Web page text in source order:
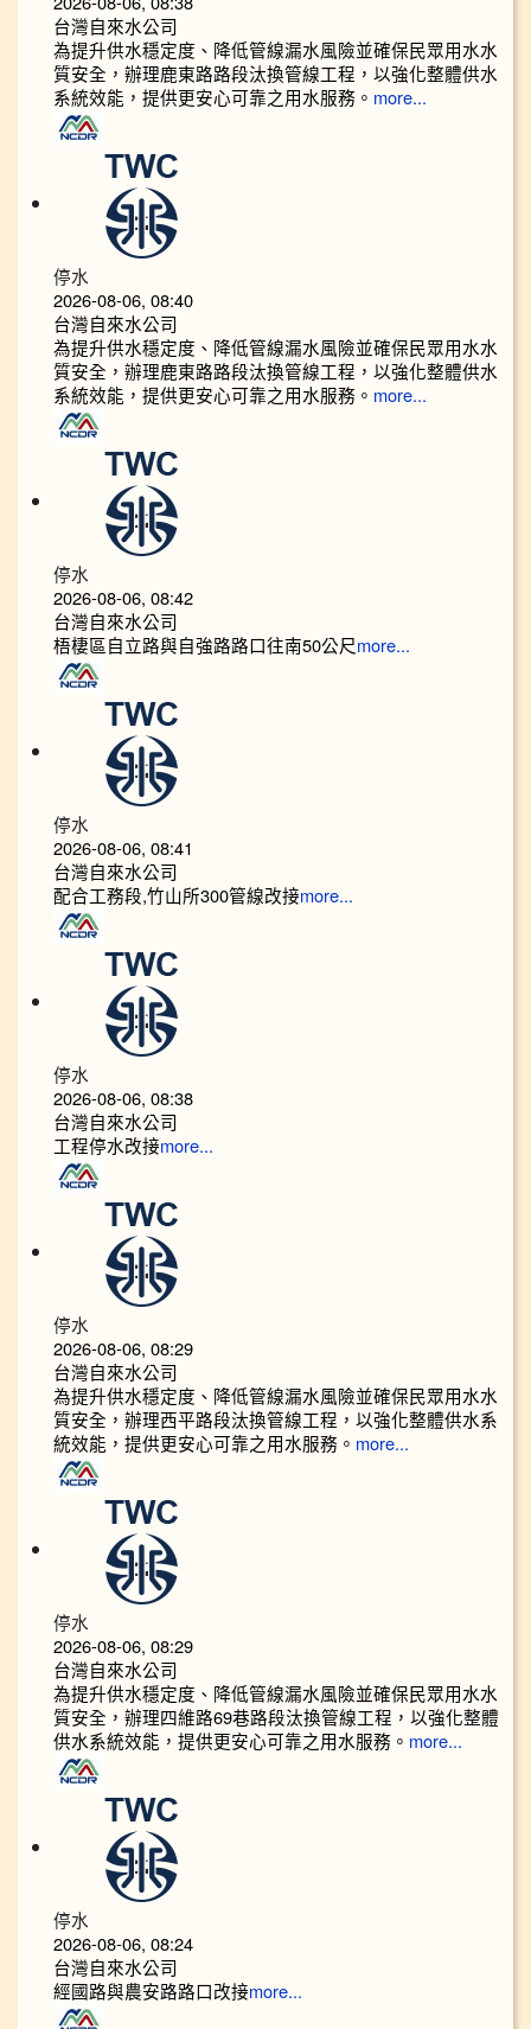
台灣自來水公司
為提升供水穩定度、降低管線漏水風險並確保民眾用水水
質安全，辦理鹿東路路段汰換管線工程，以強化整體供水
系統效能，提供更安心可靠之用水服務。 more...
停水
2026-08-06, 08:40
台灣自來水公司
為提升供水穩定度、降低管線漏水風險並確保民眾用水水
質安全，辦理鹿東路路段汰換管線工程，以強化整體供水
系統效能，提供更安心可靠之用水服務。 more...
停水
2026-08-06, 08:42
台灣自來水公司
梧棲區自立路與自強路路口往南50公尺 more...
停水
2026-08-06, 08:41
台灣自來水公司
配合工務段,竹山所300管線改接more...
停水
2026-08-06, 08:38
台灣自來水公司
工程停水改接more...
停水
2026-08-06, 08:29
台灣自來水公司
為提升供水穩定度、降低管線漏水風險並確保民眾用水水
質安全，辦理西平路段汰換管線工程，以強化整體供水系
統效能，提供更安心可靠之用水服務。 more...
停水
2026-08-06, 08:29
台灣自來水公司
為提升供水穩定度、降低管線漏水風險並確保民眾用水水
質安全，辦理四維路69巷路段汰換管線工程，以強化整體
供水系統效能，提供更安心可靠之用水服務。 more...
停水
2026-08-06, 08:24
台灣自來水公司
經國路與農安路路口改接more...